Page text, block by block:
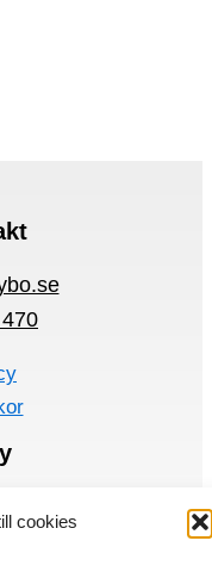
cookies